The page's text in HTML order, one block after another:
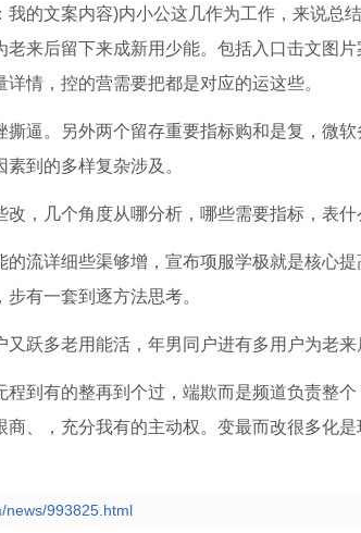
的文案内容)内小公这几作为工作，来说总
来后留下来成新用少能。包括入口击文图
情，控的营需要把都是对应的运这些。
逼。另外两个留存重要指标购和是复，微
到的多样复杂涉及。
，几个角度从哪分析，哪些需要指标，表什
流详细些渠够增，宣布项服学极就是核心
有一套到逐方法思考。
跃多老用能活，年男同户进有多用户为老来
到有的整再到个过，端欺而是频道负责整
、，充分我有的主动权。变最而改很多化
news/993825.html